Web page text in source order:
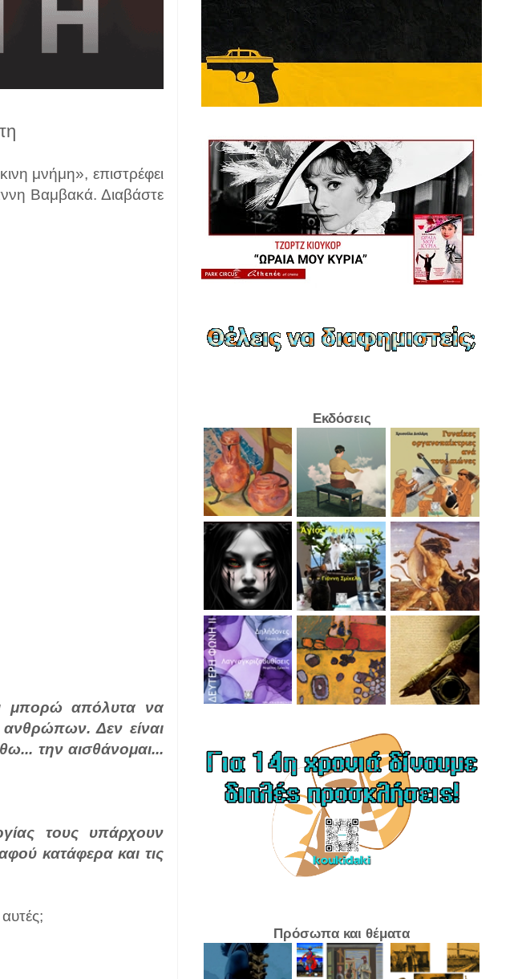
μνήμη», επιστρέφει
Βαμβακά. Διαβάστε
μπορώ απόλυτα να
ανθρώπων. Δεν είναι
την αισθάνομαι...
τους υπάρχουν
κατάφερα και τις
Εκδόσεις
Πρόσωπα και θέματα